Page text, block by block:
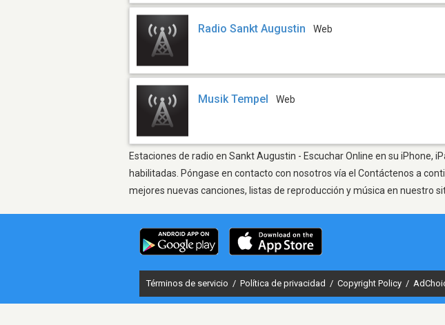
Radio Sankt Augustin Web
Musik Tempel Web
Estaciones de radio en Sankt Augustin - Escuchar Online en su iPhone,
habilitadas. Póngase en contacto con nosotros vía el Contáctenos a
mejores nuevas canciones, listas de reproducción y música en nuestro
Términos de servicio / Política de privacidad / Copyright Policy /